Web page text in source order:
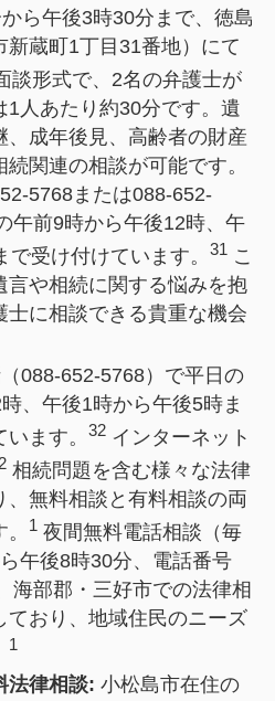
から午後3時30分まで、徳島
新蔵町1丁目31番地）にて
談形式で、2名の弁護士が
1人あたり約30分です。遺
、成年後見、高齢者の財産
関連の相談が可能です。
5768または088-652-
午前9時から午後12時、午
受け付けています。
31こ
言や相続に関する悩みを抱
士に相談できる貴重な機会
088-652-5768）で平日の
、午後1時から午後5時ま
ます。
32インターネット
相続問題を含む様々な法律
、無料相談と有料相談の両
1夜間無料電話相談（毎
午後8時30分、電話番号
海部郡・三好市での法律相
ており、地域住民のニーズ
1
法律相談: 小松島市在住の